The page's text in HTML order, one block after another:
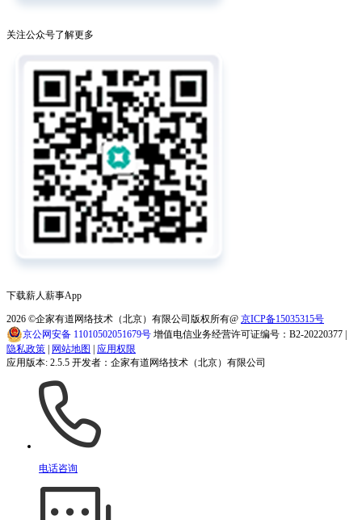
关注公众号了解更多
下载薪人薪事App
2026 ©企家有道网络技术（北京）有限公司版权所有@ 京ICP备15035315号
京公网安备 11010502051679号 增值电信业务经营许可证编号：B2-20220377 |
隐私政策
网站地图
应用权限
应用版本: 2.5.5 开发者：企家有道网络技术（北京）有限公司
电话咨询